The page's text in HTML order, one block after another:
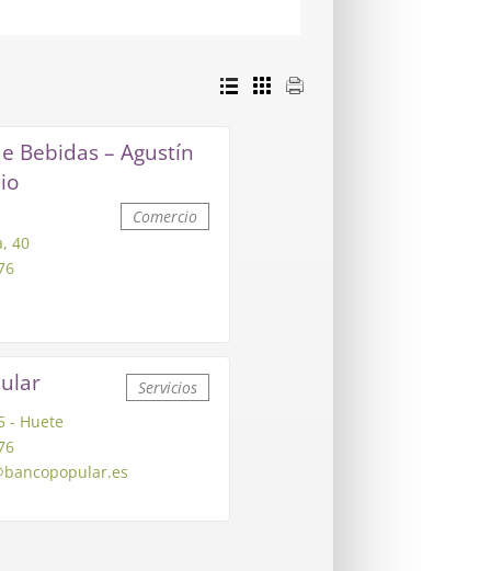
Bebidas – Agustín
Comercio
40
Servicios
- Huete